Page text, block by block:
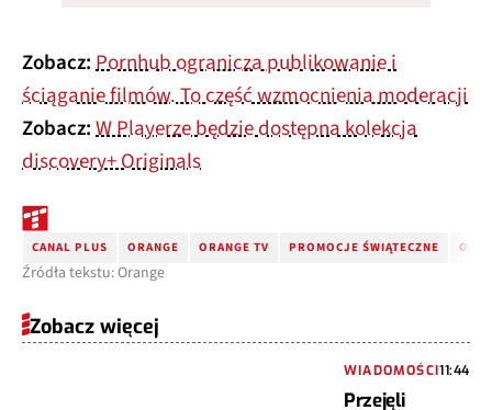
Zobacz:Pornhub ogranicza publikowanie i
ściąganie filmów. To część wzmocnienia moderacji
Zobacz:W Playerze będzie dostępna kolekcja
discovery+ Originals
CANAL PLUS ORANGE ORANGE TV PROMOCJE ŚWIĄTECZNE
Źródła tekstu: Orange
Zobacz więcej
WIADOMOŚCI11:44
Przejęli